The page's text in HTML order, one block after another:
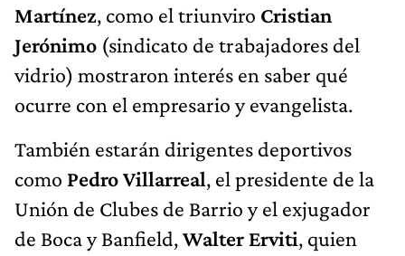
Martínez, como el triunviro Cristian
Jerónimo (sindicato de trabajadores del
vidrio) mostraron interés en saber qué
ocurre con el empresario y evangelista.
También estarán dirigentes deportivos
como Pedro Villarreal, el presidente de la
Unión de Clubes de Barrio y el exjugador
de Boca y Banfield,Walter Erviti, quien